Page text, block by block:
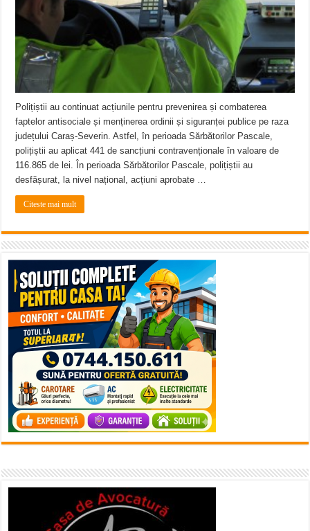
Polițiștii au continuat acțiunile pentru prevenirea și combaterea
faptelor antisociale și menținerea ordinii și siguranței publice pe raza
județului Caraș-Severin. Astfel, în perioada Sărbătorilor Pascale,
polițiștii au aplicat 441 de sancțiuni contravenționale în valoare de
116.865 de lei. În perioada Sărbătorilor Pascale, polițiștii au
desfășurat, la nivel național, acțiuni aprobate …
Citeste mai mult